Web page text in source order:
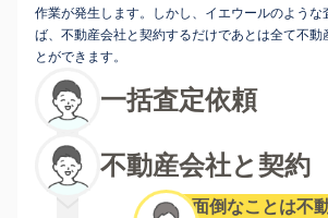
作業が発生します。しかし、イエウールのような
ば、不動産会社と契約するだけであとは全て不動
とができます。
一括査定依頼
不動産会社と契約
面倒なことは不